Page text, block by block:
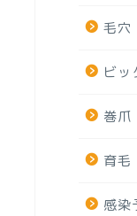
毛穴
ビッ
巻爪
育毛
感染